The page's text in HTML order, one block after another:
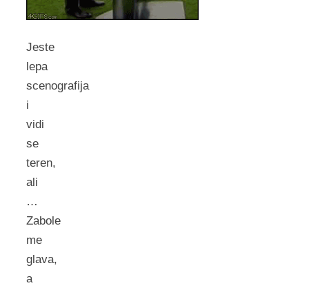
Jeste
lepa
scenografija
i
vidi
se
teren,
ali
…
Zabole
me
glava,
a